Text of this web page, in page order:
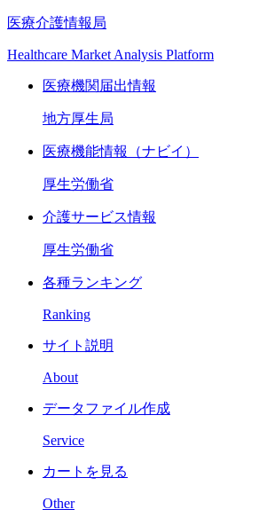
医療介護情報局
Healthcare Market Analysis Platform
医療機関届出情報
地方厚生局
医療機能情報（ナビイ）
厚生労働省
介護サービス情報
厚生労働省
各種ランキング
Ranking
サイト説明
About
データファイル作成
Service
カートを見る
Other